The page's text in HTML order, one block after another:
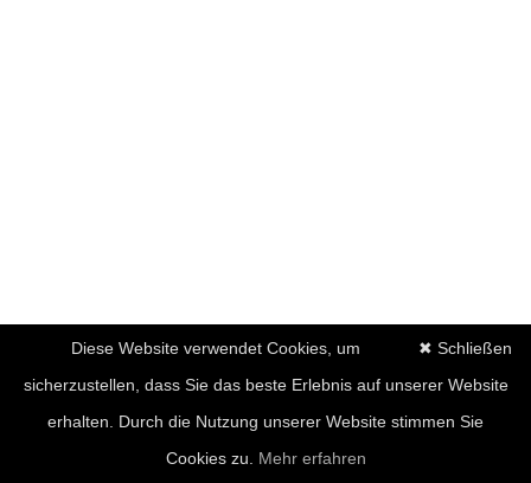
✖ Schließen
Diese Website verwendet Cookies, um
sicherzustellen, dass Sie das beste Erlebnis auf unserer Website
erhalten. Durch die Nutzung unserer Website stimmen Sie
Cookies zu. Mehr erfahren